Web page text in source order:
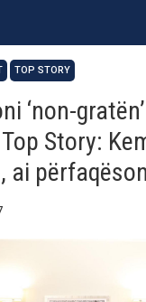
TOP STORY
‘non-
Story:
ai